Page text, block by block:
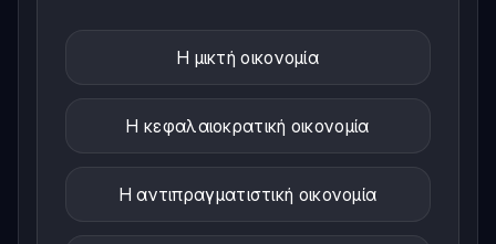
Η μικτή οικονομία
Η κεφαλαιοκρατική οικονομία
Η αντιπραγματιστική οικονομία